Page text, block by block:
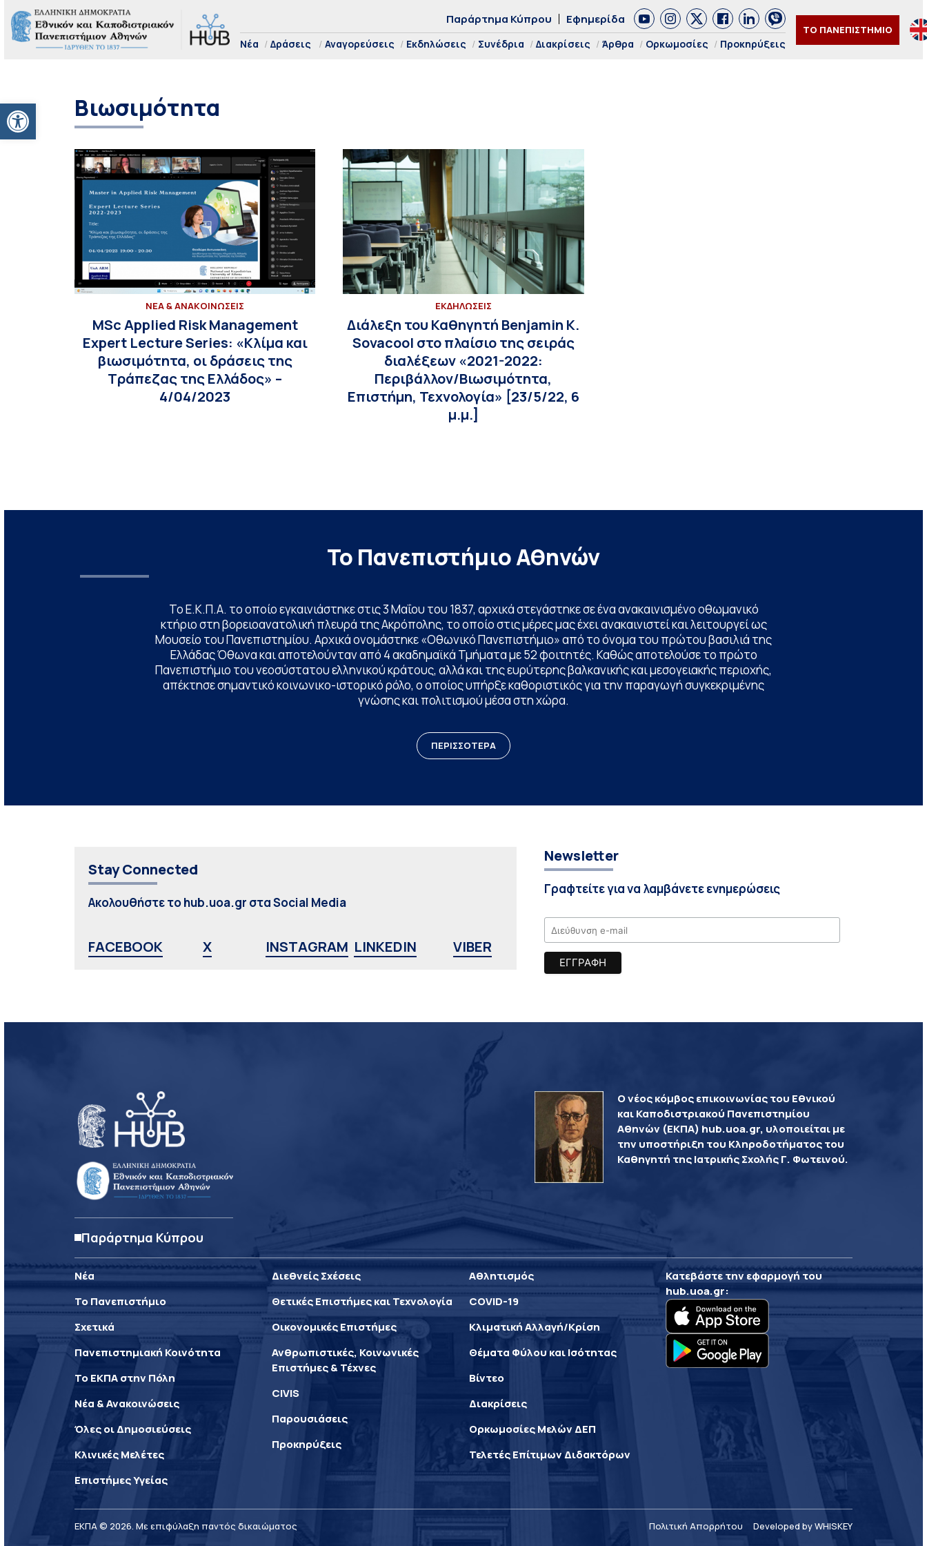
Ανοίξτε τη γραμμή εργαλείων
Παράρτημα Κύπρου Εφημερίδα
Νέα Δράσεις Αναγορεύσεις Εκδηλώσεις Συνέδρια Διακρίσεις Άρθρα Ορκωμοσίες Προκηρύξεις
ΤΟ ΠΑΝΕΠΙΣΤΗΜΙΟ
Βιωσιμότητα
ΝΕΑ & ΑΝΑΚΟΙΝΩΣΕΙΣ
MSc Applied Risk Management
Expert Lecture Series: «Κλίμα και
βιωσιμότητα, οι δράσεις της
Τράπεζας της Ελλάδος» –
4/04/2023
ΕΚΔΗΛΩΣΕΙΣ
Διάλεξη του Καθηγητή Benjamin K.
Sovacool στο πλαίσιο της σειράς
διαλέξεων «2021-2022:
Περιβάλλον/Βιωσιμότητα,
Επιστήμη, Τεχνολογία» [23/5/22, 6
μ.μ.]
Το Πανεπιστήμιο Αθηνών
Το Ε.Κ.Π.Α. το οποίο εγκαινιάστηκε στις 3 Μαΐου του 1837, αρχικά στεγάστηκε σε ένα ανακαινισμένο οθωμανικό
κτήριο στη βορειοανατολική πλευρά της Ακρόπολης, το οποίο στις μέρες μας έχει ανακαινιστεί και λειτουργεί ως
Μουσείο του Πανεπιστημίου. Αρχικά ονομάστηκε «Οθωνικό Πανεπιστήμιο» από το όνομα του πρώτου βασιλιά της
Ελλάδας Όθωνα και αποτελούνταν από 4 ακαδημαϊκά Τμήματα με 52 φοιτητές. Καθώς αποτελούσε το πρώτο
Πανεπιστήμιο του νεοσύστατου ελληνικού κράτους, αλλά και της ευρύτερης βαλκανικής και μεσογειακής περιοχής,
απέκτησε σημαντικό κοινωνικο-ιστορικό ρόλο, ο οποίος υπήρξε καθοριστικός για την παραγωγή συγκεκριμένης
γνώσης και πολιτισμού μέσα στη χώρα.
ΠΕΡΙΣΣΟΤΕΡΑ
Stay Connected
Ακολουθήστε το hub.uoa.gr στα Social Media
FACEBOOK X INSTAGRAM LINKEDIN VIBER
Newsletter
Γραφτείτε για να λαμβάνετε ενημερώσεις
Παράρτημα Κύπρου
Ο νέος κόμβος επικοινωνίας του Εθνικού
και Καποδιστριακού Πανεπιστημίου
Αθηνών (ΕΚΠΑ) hub.uoa.gr, υλοποιείται με
την υποστήριξη του Κληροδοτήματος του
Καθηγητή της Ιατρικής Σχολής Γ. Φωτεινού.
Νέα
Το Πανεπιστήμιο
Σχετικά
Πανεπιστημιακή Κοινότητα
Το ΕΚΠΑ στην Πόλη
Νέα & Ανακοινώσεις
Όλες οι Δημοσιεύσεις
Κλινικές Μελέτες
Επιστήμες Υγείας
Διεθνείς Σχέσεις
Θετικές Επιστήμες και Τεχνολογία
Οικονομικές Επιστήμες
Ανθρωπιστικές, Κοινωνικές
Επιστήμες & Τέχνες
CIVIS
Παρουσιάσεις
Προκηρύξεις
Αθλητισμός
COVID-19
Κλιματική Αλλαγή/Κρίση
Θέματα Φύλου και Ισότητας
Βίντεο
Διακρίσεις
Ορκωμοσίες Μελών ΔΕΠ
Τελετές Επίτιμων Διδακτόρων
Κατεβάστε την εφαρμογή του
hub.uoa.gr:
ΕΚΠΑ © 2026. Με επιφύλαξη παντός δικαιώματος Πολιτική Απορρήτου Developed by WHISKEY